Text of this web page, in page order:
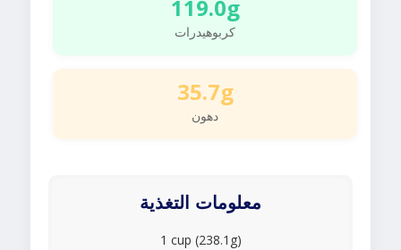
119.0g
كربوهيدرات
35.7g
دهون
معلومات التغذية
1 cup (238.1g)